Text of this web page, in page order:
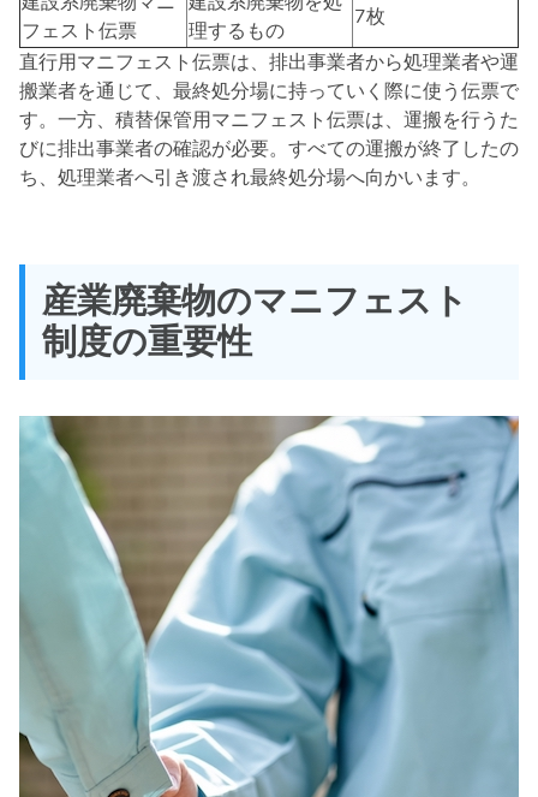
フェスト伝票
理するもの
7枚
直行用マニフェスト伝票は、排出事業者から処理業者や運
搬業者を通じて、最終処分場に持っていく際に使う伝票で
す。一方、積替保管用マニフェスト伝票は、運搬を行うた
びに排出事業者の確認が必要。すべての運搬が終了したの
ち、処理業者へ引き渡され最終処分場へ向かいます。
産業廃棄物のマニフェスト
制度の重要性